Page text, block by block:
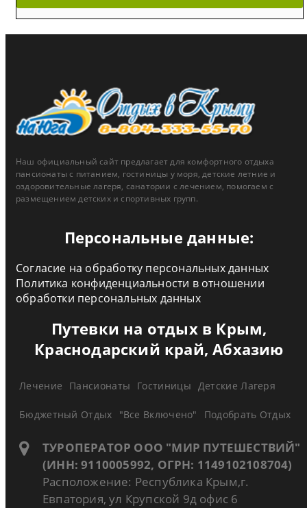
Наш официальный сайт предлагает для комфортного отдыха
пансионаты с питанием, гостиницы у моря, детские летние и
оздоровительные лагеря, санатории с лечением, помогаем с
размещением детских и спортивных групп.
Персональные данные:
Согласие на обработку персональных данных
Политика конфиденциальности в отношении
обработки персональных данных
Путевки на отдых в Крым,
Краснодарский край, Абхазию
Лечение Пансионаты Гостиницы Детские Лагеря
Бюджетный Отдых "Все Включено" Подобрать Отдых
ТУРОПЕРАТОР ООО "МИР ПУТЕШЕСТВИЙ"
(ИНН: 9110005992, ОГРН: 1149102108704)
Расположение: Республика Крым,г.
Евпатория, ул Крупской 9д офис 6